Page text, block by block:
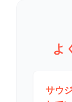
よ
サウ